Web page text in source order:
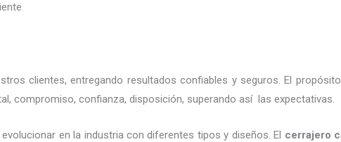
clientes, entregando resultados confiables y seguros. El
compromiso, confianza, disposición, superando así las expectativas.
en la industria con diferentes tipos y diseños. El cerrajero